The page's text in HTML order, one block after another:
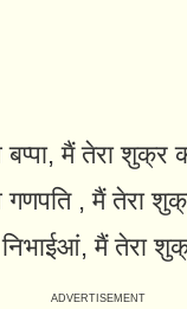
मैं तेरा शुक्र
, मैं तेरा
निभाईआं, मैं तेरा